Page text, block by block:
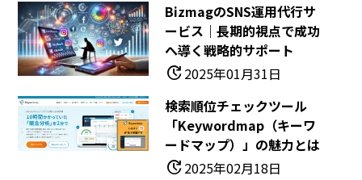
BizmagのSNS運用代行サ
ービス｜長期的視点で成功
へ導く戦略的サポート
update2025年01月31日
検索順位チェックツール
「Keywordmap（キーワ
ードマップ）」の魅力とは
update2025年02月18日